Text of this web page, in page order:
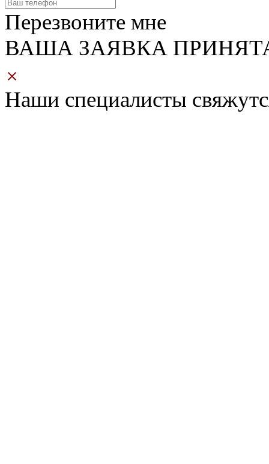
Перезвоните мне
ВАША ЗАЯВКА
Наши специалисты